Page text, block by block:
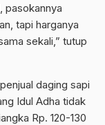
pasokannya
tapi harganya
sekali,” tutup
daging sapi
Idul Adha tidak
Rp. 120-130